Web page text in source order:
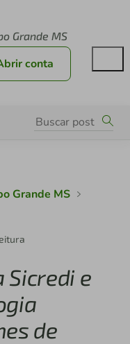
Grande MS
conta
Grande MS
Sicredi e
de